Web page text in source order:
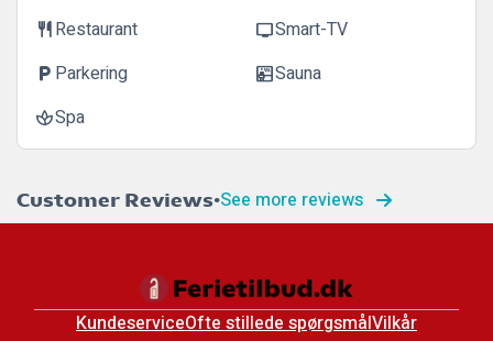
restaurantRestaurant tvSmart-TV
local_parking Parkering saunaSauna
spaSpa
Customer Reviews See more reviews
KundeserviceOfte stillede spørgsmålVilkår